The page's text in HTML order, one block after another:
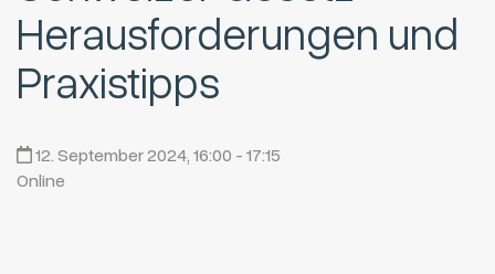
Herausforderungen und
Praxistipps
12. September 2024, 16:00 - 17:15
Online